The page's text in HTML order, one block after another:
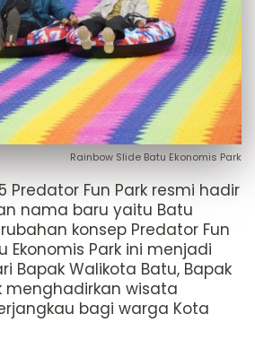
Rainbow Slide Batu Ekonomis Park
Predator Fun Park resmi hadir
nama baru yaitu Batu
konsep Predator Fun
Ekonomis Park ini menjadi
Bapak Walikota Batu, Bapak
menghadirkan wisata
bagi warga Kota